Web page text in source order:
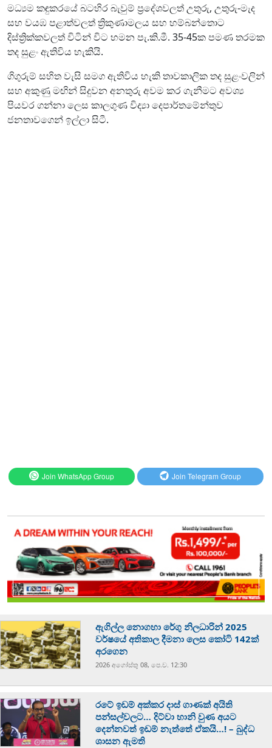
මධ්‍යම කඳුකරයේ බටහිර බැවුම් ප්‍රදේශවලත් උතුරු, උතුරු-මැද
සහ වයඹ පළාත්වලත් ත්‍රිකුණාමලය සහ හම්බන්තොට
දිස්ත්‍රික්කවලත් විටින් විට හමන පැ.කි.මී. 35-45ක පමණ තරමක
තද සුළං ඇතිවිය හැකියි.
ගිගුරුම් සහිත වැසි සමග ඇතිවිය හැකි තාවකාලික තද සුළංවලින්
සහ අකුණු මඟින් සිදුවන අනතුරු අවම කර ගැනීමට අවශ්‍ය
පියවර ගන්නා ලෙස කාලගුණ විද්‍යා දෙපාර්තමේන්තුව
ජනතාවගෙන් ඉල්ලා සිටී.
Join WhatsApp Group Join Telegram Group
ඇගිල්ල නොගහා රේගු නිලධාරින් 2025
වර්ෂයේ අතිකාල දීමනා ලෙස කෝටි 142ක්
අරගෙන
2026 අගෝස්‍තු 08, පෙ.ව. 12:30
රටේ ඉඩම් අක්කර දාස් ගාණක් අයිති
පන්සල්වලට… දිට්වා හානි වුණ අයට
දෙන්නවත් ඉඩම් නැත්තේ ඒකයි…! – බුද්ධ
ශාසන ඇමති